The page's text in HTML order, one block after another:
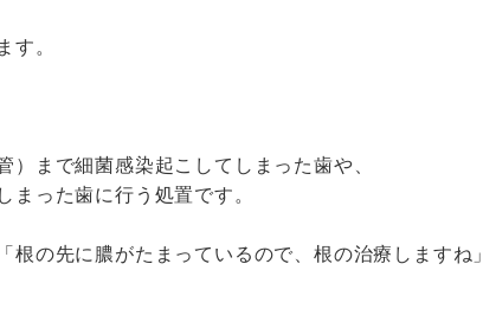
す。
まで細菌感染起こしてしまった歯や、
った歯に行う処置です。
の先に膿がたまっているので、根の治療しますね」